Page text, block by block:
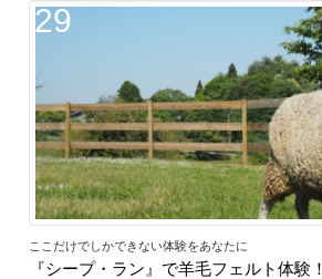
29
ここだけでしかできない体験をあなたに
『シープ・ラン』で羊毛フェルト体験！